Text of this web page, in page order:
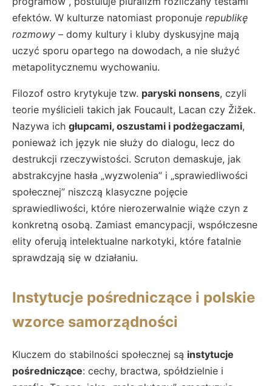
efektów. W kulturze natomiast proponuje republikę
rozmowy – domy kultury i kluby dyskusyjne mają
uczyć sporu opartego na dowodach, a nie służyć
metapolitycznemu wychowaniu.
Filozof ostro krytykuje tzw. paryski nonsens, czyli
teorie myślicieli takich jak Foucault, Lacan czy Žižek.
Nazywa ich głupcami, oszustami i podżegaczami,
ponieważ ich język nie służy do dialogu, lecz do
destrukcji rzeczywistości. Scruton demaskuje, jak
abstrakcyjne hasła „wyzwolenia” i „sprawiedliwości
społecznej” niszczą klasyczne pojęcie
sprawiedliwości, które nierozerwalnie wiąże czyn z
konkretną osobą. Zamiast emancypacji, współczesne
elity oferują intelektualne narkotyki, które fatalnie
sprawdzają się w działaniu.
Instytucje pośredniczące i polskie
wzorce samorządności
Kluczem do stabilności społecznej są instytucje
pośredniczące: cechy, bractwa, spółdzielnie i